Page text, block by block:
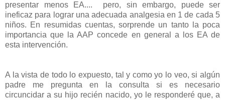
presentar menos EA.... pero, sin embargo, puede ser
ineficaz para lograr una adecuada analgesia en 1 de cada 5
niños. En resumidas cuentas, sorprende un tanto la poca
importancia que la AAP concede en general a los EA de
esta intervención.
A la vista de todo lo expuesto, tal y como yo lo veo, si algún
padre me pregunta en la consulta si es necesario
circuncidar a su hijo recién nacido, yo le responderé que, a